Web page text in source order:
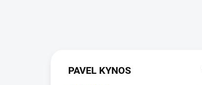
PAVEL KYNOS